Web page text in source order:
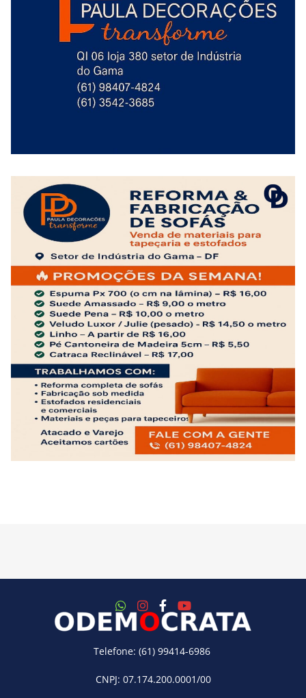
Telefone: (61) 99414-6986
CNPJ: 07.174.200.0001/00